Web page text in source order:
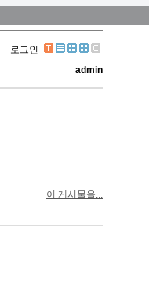
로그인
admin
이 게시물을...